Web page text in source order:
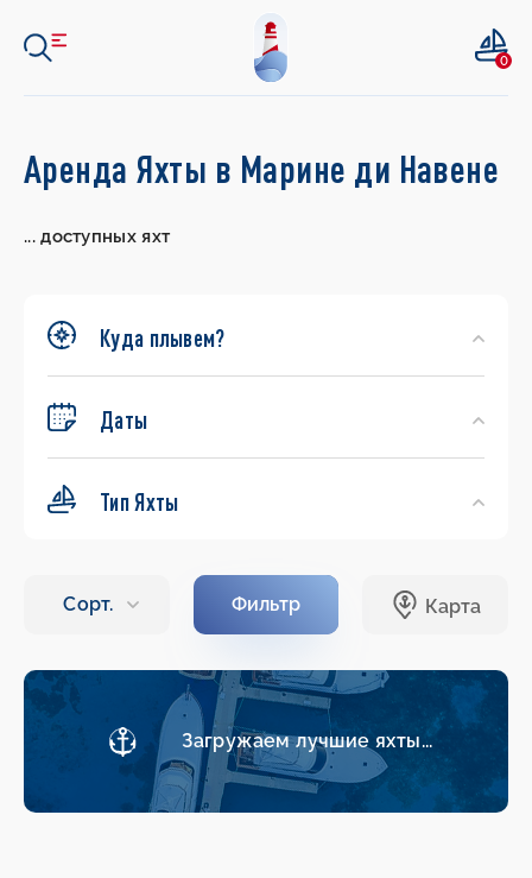
0
Search
Yachts
Аренда Яхты в Марине ди Навене
...доступных яхт
Куда плывем?
Даты
Тип Яхты
Загружаем лучшие яхты...